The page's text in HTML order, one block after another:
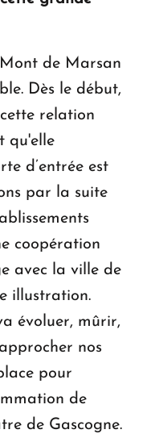
de Marsan
Dès le début,
relation
qu'elle
d’entrée est
par la suite
coopération
avec la ville de
illustration.
évoluer, mûrir,
nos
pour
de
de Gascogne.